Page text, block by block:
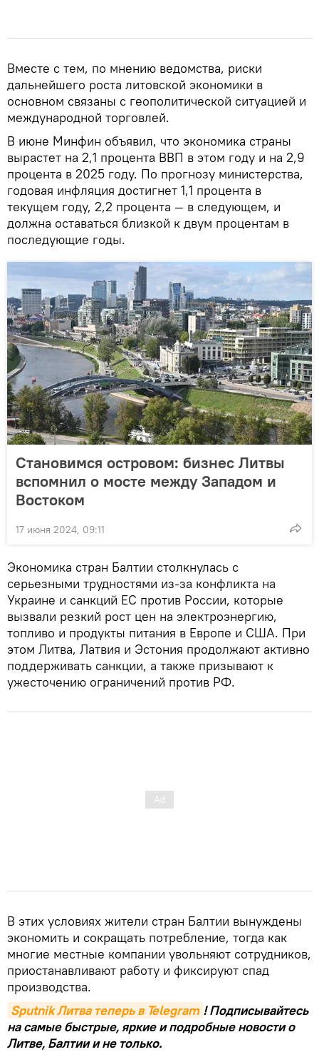
Вместе с тем, по мнению ведомства, риски
дальнейшего роста литовской экономики в
основном связаны с геополитической ситуацией и
международной торговлей.
В июне Минфин объявил, что экономика страны
вырастет на 2,1 процента ВВП в этом году и на 2,9
процента в 2025 году. По прогнозу министерства,
годовая инфляция достигнет 1,1 процента в
текущем году, 2,2 процента — в следующем, и
должна оставаться близкой к двум процентам в
последующие годы.
Становимся островом: бизнес Литвы
вспомнил о мосте между Западом и
Востоком
17 июня 2024, 09:11
Экономика стран Балтии столкнулась с
серьезными трудностями из-за конфликта на
Украине и санкций ЕС против России, которые
вызвали резкий рост цен на электроэнергию,
топливо и продукты питания в Европе и США. При
этом Литва, Латвия и Эстония продолжают активно
поддерживать санкции, а также призывают к
ужесточению ограничений против РФ.
В этих условиях жители стран Балтии вынуждены
экономить и сокращать потребление, тогда как
многие местные компании увольняют сотрудников,
приостанавливают работу и фиксируют спад
производства.
Sputnik Литва теперь в Telegram ! Подписывайтесь
на самые быстрые, яркие и подробные новости о
Литве, Балтии и не только.